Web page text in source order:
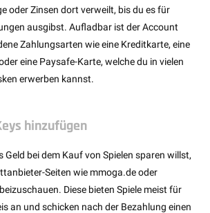
oder Zinsen dort verweilt, bis du es für
ausgibst. Aufladbar ist der Account
Zahlungsarten wie eine Kreditkarte, eine
eine Paysafe-Karte, welche du in vielen
erwerben kannst.
hinzufügen
Geld bei dem Kauf von Spielen sparen willst,
Seiten wie mmoga.de oder
Diese bieten Spiele meist für
an und schicken nach der Bezahlung einen